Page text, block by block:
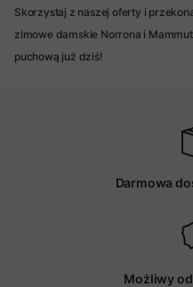
Skorzystaj z naszej oferty i
zimowe damskie Norrona i
puchową już dziś!
Darmowa
Możliwy